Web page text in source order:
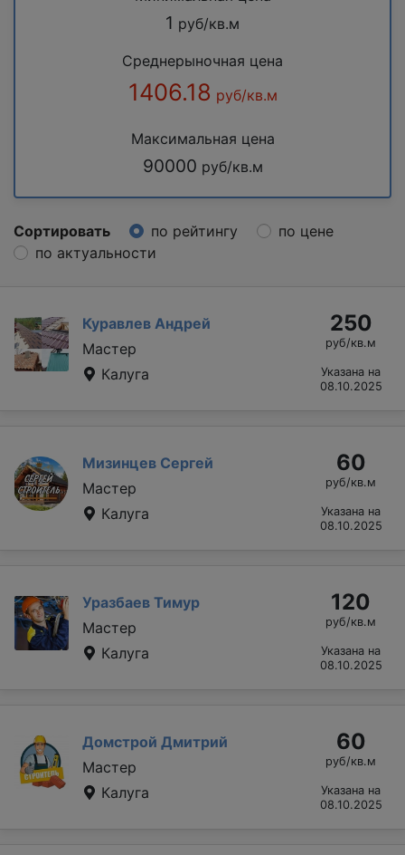
1 руб/кв.м
Среднерыночная цена
1406.18 руб/кв.м
Максимальная цена
90000 руб/кв.м
Сортировать по рейтингу
по цене
по актуальности
Куравлев Андрей
Мастер
Калуга
250
руб/кв.м
Указана на
08.10.2025
Мизинцев Сергей
Мастер
Калуга
60
руб/кв.м
Указана на
08.10.2025
Уразбаев Тимур
Мастер
Калуга
120
руб/кв.м
Указана на
08.10.2025
Домстрой Дмитрий
Мастер
Калуга
60
руб/кв.м
Указана на
08.10.2025